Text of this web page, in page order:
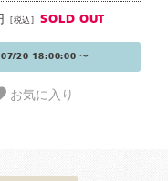
[税込] SOLD OUT
20 18:00:00 〜
お気に入り